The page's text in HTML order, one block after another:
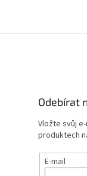
Odebírat
Vložte svůj
produktech
E-mail